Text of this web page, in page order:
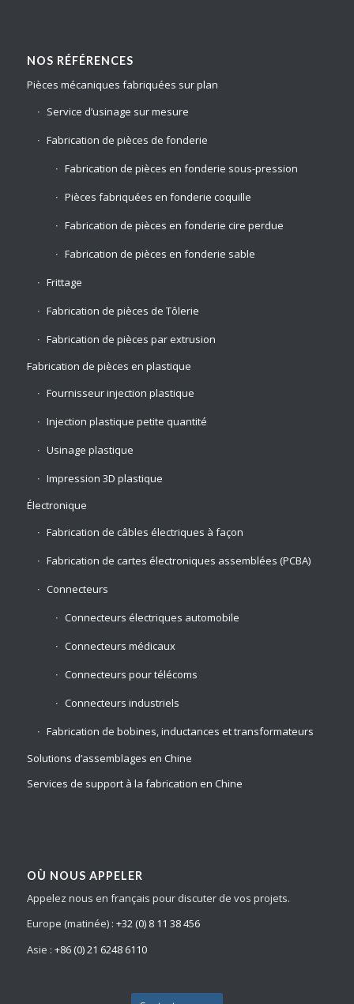
NOS RÉFÉRENCES
Pièces mécaniques fabriquées sur plan
Service d’usinage sur mesure
Fabrication de pièces de fonderie
Fabrication de pièces en fonderie sous-pression
Pièces fabriquées en fonderie coquille
Fabrication de pièces en fonderie cire perdue
Fabrication de pièces en fonderie sable
Frittage
Fabrication de pièces de Tôlerie
Fabrication de pièces par extrusion
Fabrication de pièces en plastique
Fournisseur injection plastique
Injection plastique petite quantité
Usinage plastique
Impression 3D plastique
Électronique
Fabrication de câbles électriques à façon
Fabrication de cartes électroniques assemblées (PCBA)
Connecteurs
Connecteurs électriques automobile
Connecteurs médicaux
Connecteurs pour télécoms
Connecteurs industriels
Fabrication de bobines, inductances et transformateurs
Solutions d’assemblages en Chine
Services de support à la fabrication en Chine
OÙ NOUS APPELER
Appelez nous en français pour discuter de vos projets.
Europe (matinée) : +32 (0) 8 11 38 456
Asie : +86 (0) 21 6248 6110